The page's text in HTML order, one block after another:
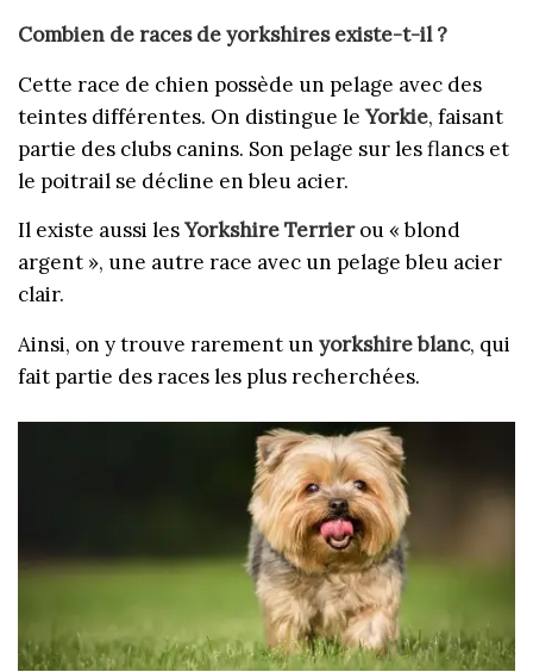
Combien de races de yorkshires existe-t-il ?
Cette race de chien possède un pelage avec des
teintes différentes. On distingue le Yorkie, faisant
partie des clubs canins. Son pelage sur les flancs et
le poitrail se décline en bleu acier.
Il existe aussi lesYorkshire Terrierou « blond
argent », une autre race avec un pelage bleu acier
clair.
Ainsi, on y trouve rarement un yorkshire blanc, qui
fait partie des races les plus recherchées.